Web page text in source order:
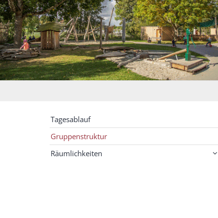
Tagesablauf
Gruppenstruktur
Räumlichkeiten